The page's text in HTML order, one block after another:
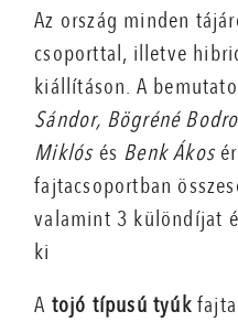
Az ország minden
csoporttal, illetve
kiállításon. A
Sándor, Bögréné
Miklósés Benk Ákos
fajtacsoportban
valamint 3 különdíjat
ki
A tojó típusú tyúk